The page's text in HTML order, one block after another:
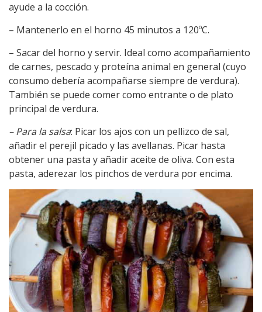
ayude a la cocción.
– Mantenerlo en el horno 45 minutos a 120ºC.
– Sacar del horno y servir. Ideal como acompañamiento
de carnes, pescado y proteína animal en general (cuyo
consumo debería acompañarse siempre de verdura).
También se puede comer como entrante o de plato
principal de verdura.
– Para la salsa: Picar los ajos con un pellizco de sal,
añadir el perejil picado y las avellanas. Picar hasta
obtener una pasta y añadir aceite de oliva. Con esta
pasta, aderezar los pinchos de verdura por encima.